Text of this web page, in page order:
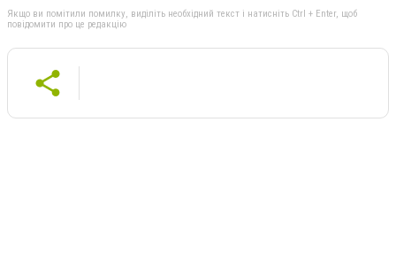
Якщо ви помітили помилку, виділіть необхідний текст і натисніть Ctrl + Enter, щоб
повідомити про це редакцію